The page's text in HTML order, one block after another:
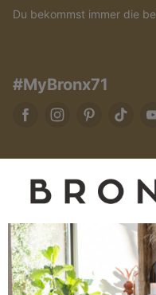
Du bekommst immer die
#MyBronx71
Zusatzinformation
Kundendienst
Mein Konto